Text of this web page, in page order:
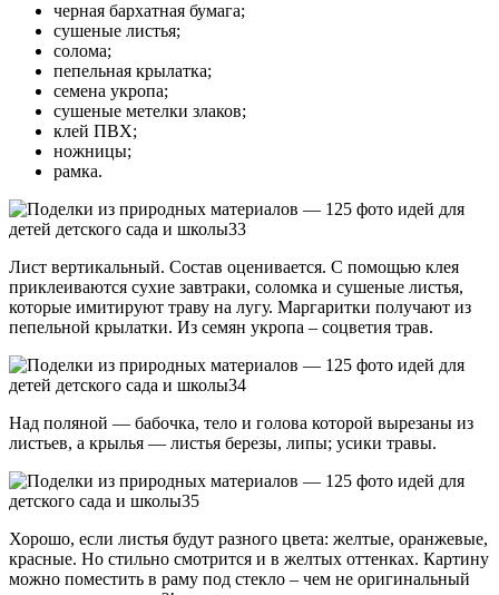
черная бархатная бумага;
сушеные листья;
солома;
пепельная крылатка;
семена укропа;
сушеные метелки злаков;
клей ПВХ;
ножницы;
рамка.
Лист вертикальный. Состав оценивается. С помощью клея
приклеиваются сухие завтраки, соломка и сушеные листья,
которые имитируют траву на лугу. Маргаритки получают из
пепельной крылатки. Из семян укропа – соцветия трав.
Над поляной — бабочка, тело и голова которой вырезаны из
листьев, а крылья — листья березы, липы; усики травы.
Хорошо, если листья будут разного цвета: желтые, оранжевые,
красные. Но стильно смотрится и в желтых оттенках. Картину
можно поместить в раму под стекло – чем не оригинальный